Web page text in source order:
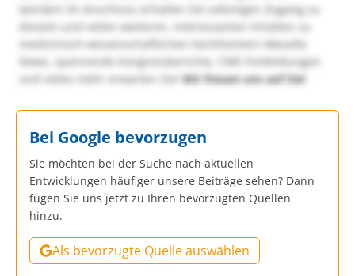
würden! Im Anschluss erhalten Sie sofortigen Zugang zu
diesem und vielen weiteren, interessanten Inhalten zu
medizinisch-wissenschaftlichen Fachthemen! Aktuelle
News, spannende Kongressberichte, CME-Fortbildungen
und vieles mehr erwarten Sie!Wir freuen uns auf Sie!
Bei Google bevorzugen
Sie möchten bei der Suche nach aktuellen
Entwicklungen häufiger unsere Beiträge sehen? Dann
fügen Sie uns jetzt zu Ihren bevorzugten Quellen
hinzu.
Als bevorzugte Quelle auswählen